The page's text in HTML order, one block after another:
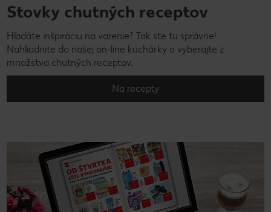
Stovky chutných receptov
Hľadáte inšpiráciu na varenie? Tak ste tu správne!
Nahliadnite do našej on-line kuchárky a vyberajte z
množstva chutných receptov.
Na recepty